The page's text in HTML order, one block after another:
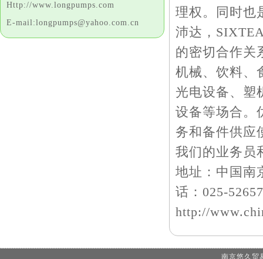
Http://www.longpumps.com
E-mail:longpumps@yahoo.com.cn
理权。同时也
沛达，
的密切合作关
机械、饮料、
光电设备、塑
设备等场合。
务和备件供应
我们的业务员
地址：中国南
话：025-
http://
南京悠久